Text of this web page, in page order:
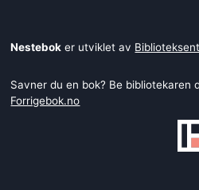
Nestebok er utviklet av
Savner du en bok? Be bibliotekaren
Forrigebok.no